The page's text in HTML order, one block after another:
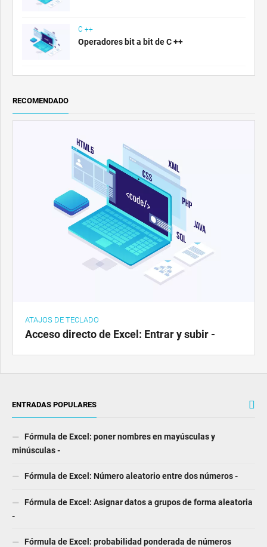
C ++
Operadores bit a bit de C ++
RECOMENDADO
ATAJOS DE TECLADO
Acceso directo de Excel: Entrar y subir -
ENTRADAS POPULARES
Fórmula de Excel: poner nombres en mayúsculas y
minúsculas -
Fórmula de Excel: Número aleatorio entre dos números -
Fórmula de Excel: Asignar datos a grupos de forma aleatoria
-
Fórmula de Excel: probabilidad ponderada de números